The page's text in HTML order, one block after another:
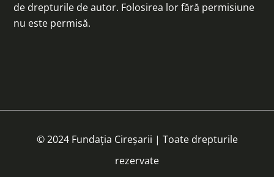
de drepturile de autor. Folosirea lor fără permisiune
nu este permisă.
© 2024 Fundația Cireșarii | Toate drepturile
rezervate